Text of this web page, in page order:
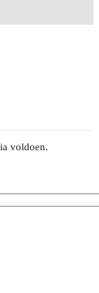
voldoen.